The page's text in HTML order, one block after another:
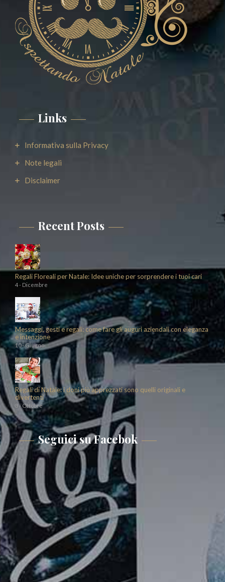
Links
Informativa sulla Privacy
Note legali
Disclaimer
Recent Posts
Regali Floreali per Natale: Idee uniche per sorprendere i tuoi cari
4 - Dicembre
Messaggi, gesti e regali: come fare gli auguri aziendali con eleganza
e intenzione
10 - Giugno
Regali di Natale: i doni più apprezzati sono quelli originali e
divertenti
3 - Ottobre
Seguici su Facebok